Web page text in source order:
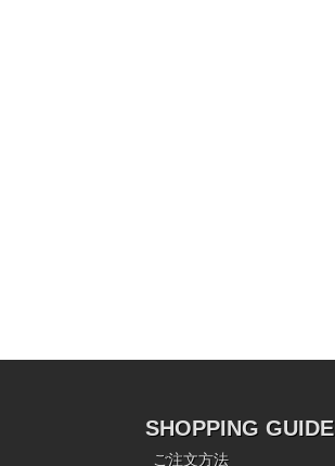
SHOPPING GUIDE
ご注文方法